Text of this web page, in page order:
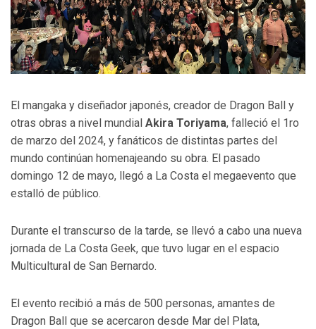
El mangaka y diseñador japonés, creador de Dragon Ball y
otras obras a nivel mundial Akira Toriyama, falleció el 1ro
de marzo del 2024, y fanáticos de distintas partes del
mundo continúan homenajeando su obra. El pasado
domingo 12 de mayo, llegó a La Costa el megaevento que
estalló de público.
Durante el transcurso de la tarde, se llevó a cabo una nueva
jornada de La Costa Geek, que tuvo lugar en el espacio
Multicultural de San Bernardo.
El evento recibió a más de 500 personas, amantes de
Dragon Ball que se acercaron desde Mar del Plata,